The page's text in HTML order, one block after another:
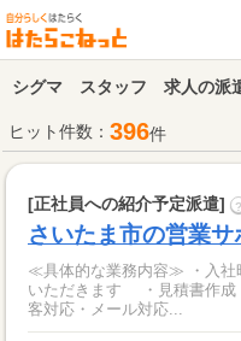
シグマ スタッフ 求人の派
ヒット件数： 396件
[正社員への紹介予定派遣] ?
さいたま市の営業
≪具体的な業務内容≫ ・入社
いただきます ・見積書作成
客対応・メール対応...